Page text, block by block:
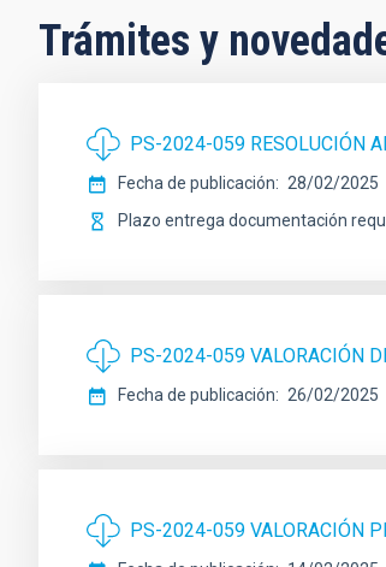
Trámites y
PS-2024-059 RESOLUCIÓN
Fecha de publicación
28/02/2025
Plazo entrega documentación
PS-2024-059 VALORACIÓN
Fecha de publicación 26/02/2025
PS-2024-059 VALORACIÓN